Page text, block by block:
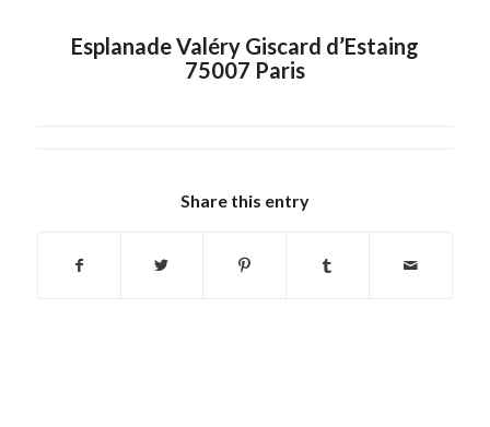
Esplanade Valéry Giscard d’Estaing
75007 Paris
Share this entry